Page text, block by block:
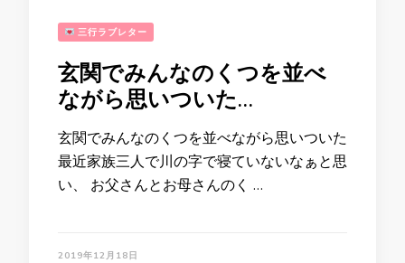
三行ラブレター
玄関でみんなのくつを並べ
ながら思いついた…
玄関でみんなのくつを並べながら思いついた
最近家族三人で川の字で寝ていないなぁと思
い、 お父さんとお母さんのく …
2019年12月18日